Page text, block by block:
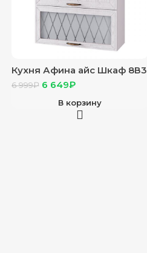
Кухня Афина айс Шкаф 8В3
корп белый, фасад 8В3
Афина айс
6 999₽ 6 649₽
В корзину